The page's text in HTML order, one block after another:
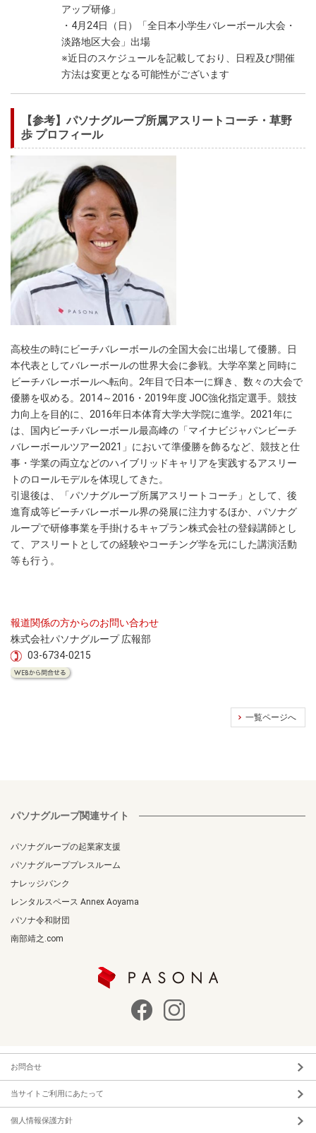
アップ研修」
・4月24日（日）「全日本小学生バレーボール大会・
淡路地区大会」出場
※近日のスケジュールを記載しており、日程及び開催
方法は変更となる可能性がございます
【参考】パソナグループ所属アスリートコーチ・草野
歩 プロフィール
高校生の時にビーチバレーボールの全国大会に出場して優勝。日
本代表としてバレーボールの世界大会に参戦。大学卒業と同時に
ビーチバレーボールへ転向。2年目で日本一に輝き、数々の大会で
優勝を収める。2014～2016・2019年度 JOC強化指定選手。競技
力向上を目的に、2016年日本体育大学大学院に進学。2021年に
は、国内ビーチバレーボール最高峰の「マイナビジャパンビーチ
バレーボールツアー2021」において準優勝を飾るなど、競技と仕
事・学業の両立などのハイブリッドキャリアを実践するアスリー
トのロールモデルを体現してきた。
引退後は、「パソナグループ所属アスリートコーチ」として、後
進育成等ビーチバレーボール界の発展に注力するほか、パソナグ
ループで研修事業を手掛けるキャプラン株式会社の登録講師とし
て、アスリートとしての経験やコーチング学を元にした講演活動
等も行う。
報道関係の方からのお問い合わせ
株式会社パソナグループ 広報部
03-6734-0215
一覧ページへ
パソナグループ関連サイト
パソナグループの起業家支援
パソナグループプレスルーム
ナレッジバンク
レンタルスペース Annex Aoyama
パソナ令和財団
南部靖之.com
お問合せ
当サイトご利用にあたって
個人情報保護方針